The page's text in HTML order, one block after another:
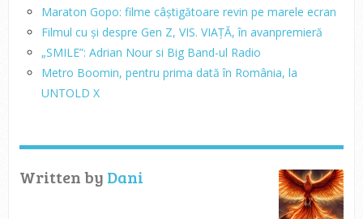
Maraton Gopo: filme câștigătoare revin pe marele ecran
Filmul cu și despre Gen Z, VIS. VIAȚĂ, în avanpremieră
„SMILE”: Adrian Nour si Big Band-ul Radio
Metro Boomin, pentru prima dată în România, la
UNTOLD X
Written by Dani